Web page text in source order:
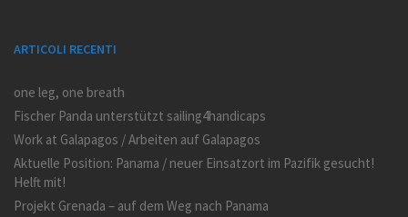
ARTICOLI RECENTI
one leg, one breath
Fischer Panda unterstützt sailing4handicaps
Work at Galapagos / Arbeiten auf Galapagos
Aktuelle Position: Panama / neuer Einsatzort im Pazifik gesucht!
Helft mit!
Projekt Grenada – auf dem Weg nach Panama